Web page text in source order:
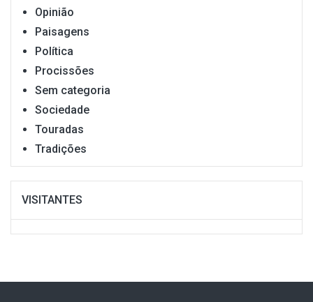
Opinião
Paisagens
Política
Procissões
Sem categoria
Sociedade
Touradas
Tradições
VISITANTES